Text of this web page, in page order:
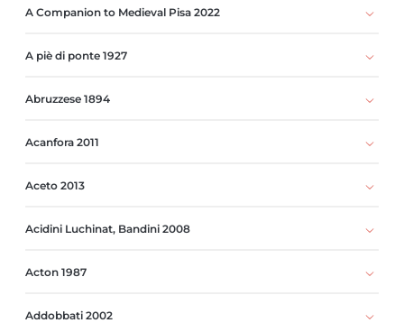
A Companion to Medieval Pisa 2022
A piè di ponte 1927
Abruzzese 1894
Acanfora 2011
Aceto 2013
Acidini Luchinat, Bandini 2008
Acton 1987
Addobbati 2002